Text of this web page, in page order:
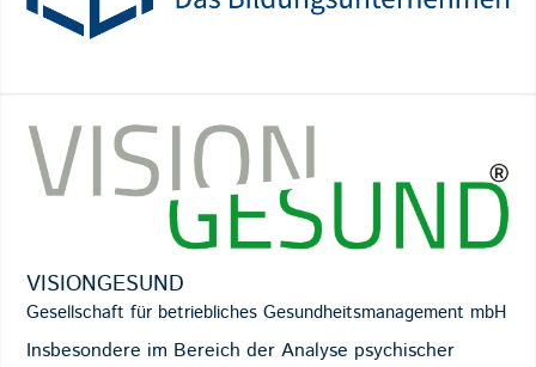
VISIONGESUND
Gesellschaft für betriebliches Gesundheitsmanagement mbH
Insbesondere im Bereich der Analyse psychischer